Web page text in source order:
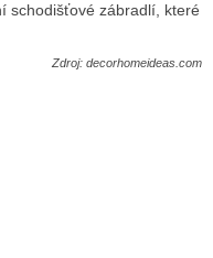
Zdroj: decorhomeideas.com